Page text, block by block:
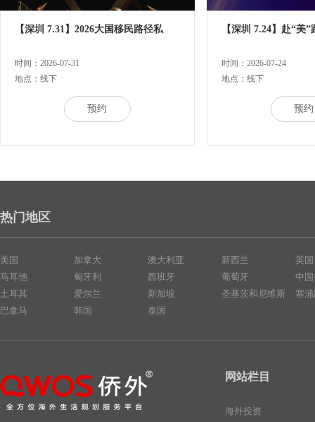
【深圳 7.31】2026大国移民路径私
时间：2026-07-31
地点：线下
预约
【深圳 7.24】赴“美
时间：2026-07-24
地点：线下
预约
热门地区
美国
马耳他
土耳其
巴拿马
加拿大
匈牙利
爱尔兰
韩国
澳大利亚
西班牙
新加坡
泰国
新西兰
葡萄牙
圣基茨和尼维斯
英国
中
塞
网站栏目
海外投资